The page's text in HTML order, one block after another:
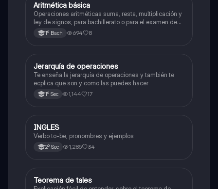
Matemáticas
Aritmética básica
Operaciones aritméticas suma, resta, multiplicación y
ley de signos, para bachillerato o para el examen de
admisión a la universidad
1º Bach 694 8
Matemáticas
Jerarquía de operaciones
Te enseña la jerarquía de operaciones y también te
ecplica que son y como las puedes hacer
1º Sec 1,144 17
Inglés
INGLES
Verbo to-be, pronombres y ejemplos
2º Sec 1,285 34
Matemáticas
Teorema de tales